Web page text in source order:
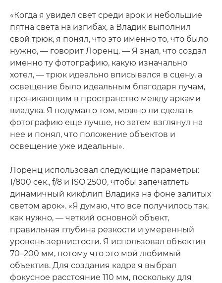
«Когда я увидел свет среди арок и небольшие
пятна света на изгибах, а Владик выполнил
свой трюк, я понял, что это именно то, что было
нужно, — говорит Лоренц. — Я знал, что создал
именно ту фотографию, какую изначально
хотел, — трюк идеально вписывался в сцену, а
освещение было идеальным благодаря лучам,
проникающим в пространство между арками
виадука. Я подумал о том, можно ли сделать
фотографию еще лучше, но затем взглянул на
нее и понял, что положение объектов и
освещение уже идеальны».
Лоренц использовал следующие параметры:
1/800 сек., f/8 и ISO 2500, чтобы запечатлеть
динамичный кикфлип Владика на фоне залитых
светом арок». «Я думаю, что все получилось так,
как нужно, — четкий основной объект,
правильная глубина резкости и умеренный
уровень зернистости. Я использовал объектив
70–200 мм, потому что это мой любимый
объектив. Для создания кадра я выбрал
фокусное расстояние 110 мм, поскольку для